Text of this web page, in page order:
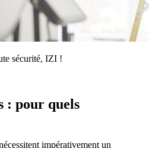
sécurité, IZI !
: pour quels
impérativement un